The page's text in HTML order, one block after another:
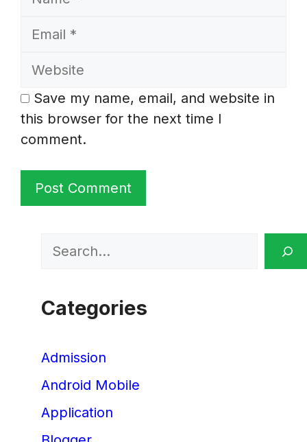
Email
Website
Save my name, email, and website in
this browser for the next time I
comment.
Search
Categories
Admission
Android Mobile
Application